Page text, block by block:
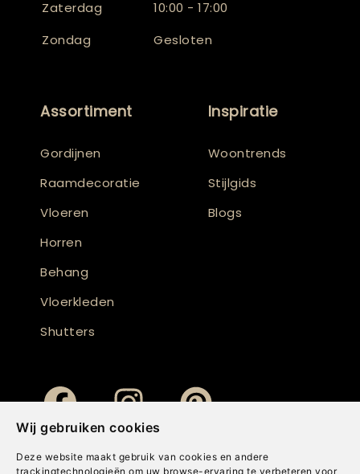
Wij gebruiken cookies
Deze website maakt gebruik van cookies en andere
trackingtechnologieën om uw browse-ervaring te verbeteren voor
Zaterdag
10:00 - 17:00
Zondag
Gesloten
Assortiment
Gordijnen
Raamdecoratie
Vloeren
Horren
Behang
Vloerkleden
Shutters
Inspiratie
Woontrends
Stijlgids
Blogs